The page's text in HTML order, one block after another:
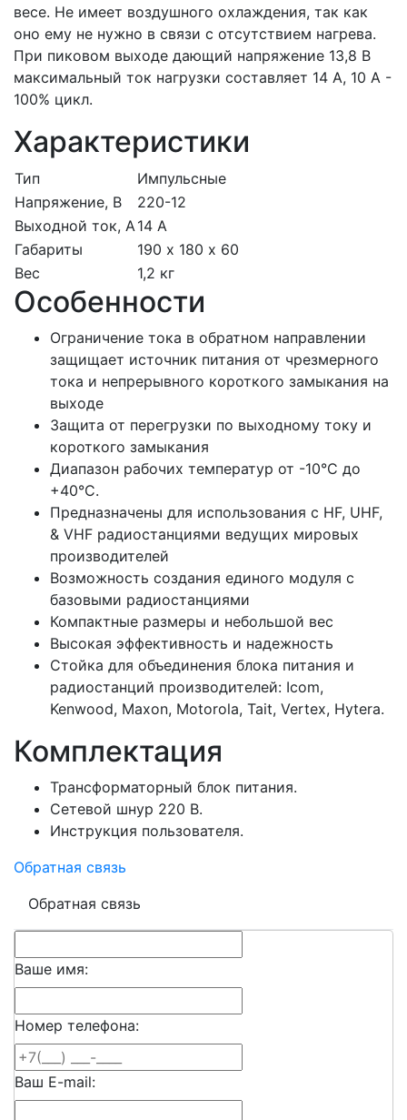
весе. Не имеет воздушного охлаждения, так как
оно ему не нужно в связи с отсутствием нагрева.
При пиковом выходе дающий напряжение 13,8 В
максимальный ток нагрузки составляет 14 А, 10 А -
100% цикл.
Характеристики
Тип
Импульсные
Напряжение, В
220-12
Выходной ток, А 14 A
Габариты
190 х 180 х 60
Вес
1,2 кг
Особенности
Ограничение тока в обратном направлении
защищает источник питания от чрезмерного
тока и непрерывного короткого замыкания на
выходе
Защита от перегрузки по выходному току и
короткого замыкания
Диапазон рабочих температур от -10°С до
+40°С.
Предназначены для использования с HF, UHF,
& VHF радиостанциями ведущих мировых
производителей
Возможность создания единого модуля с
базовыми радиостанциями
Компактные размеры и небольшой вес
Высокая эффективность и надежность
Стойка для объединения блока питания и
радиостанций производителей: Icom,
Kenwood, Maxon, Motorola, Tait, Vertex, Hytera.
Комплектация
Трансформаторный блок питания.
Сетевой шнур 220 В.
Инструкция пользователя.
Обратная связь
Обратная связь
Ваше имя:
Номер телефона:
Ваш E-mail: